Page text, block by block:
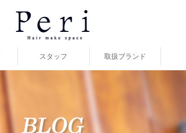
スタッフ 取扱ブランド